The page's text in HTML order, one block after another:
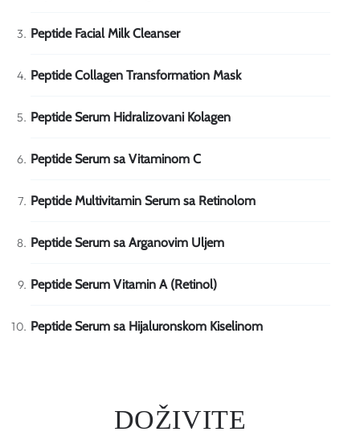
Peptide Facial Milk Cleanser
Peptide Collagen Transformation Mask
Peptide Serum Hidralizovani Kolagen
Peptide Serum sa Vitaminom C
Peptide Multivitamin Serum sa Retinolom
Peptide Serum sa Arganovim Uljem
Peptide Serum Vitamin A (Retinol)
Peptide Serum sa Hijaluronskom Kiselinom
DOŽIVITE